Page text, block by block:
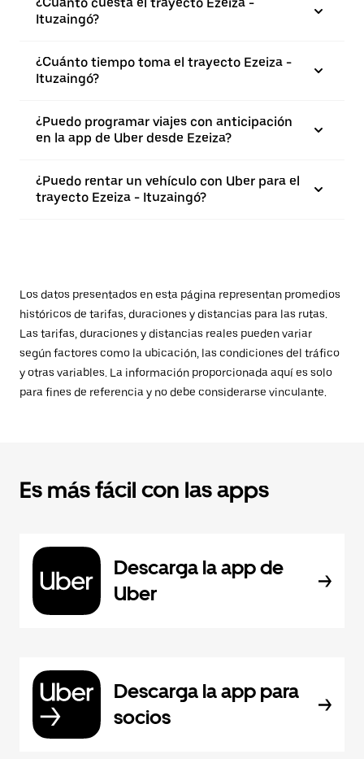
Ituzaingó?
¿Cuánto tiempo toma el trayecto Ezeiza -
Ituzaingó?
¿Puedo programar viajes con anticipación
en la app de Uber desde Ezeiza?
¿Puedo rentar un vehículo con Uber para el
trayecto Ezeiza - Ituzaingó?
Los datos presentados en esta página representan promedios
históricos de tarifas, duraciones y distancias para las rutas.
Las tarifas, duraciones y distancias reales pueden variar
según factores como la ubicación, las condiciones del tráfico
y otras variables. La información proporcionada aquí es solo
para fines de referencia y no debe considerarse vinculante.
Es más fácil con las apps
Descarga la app de
Uber
Descarga la app para
socios